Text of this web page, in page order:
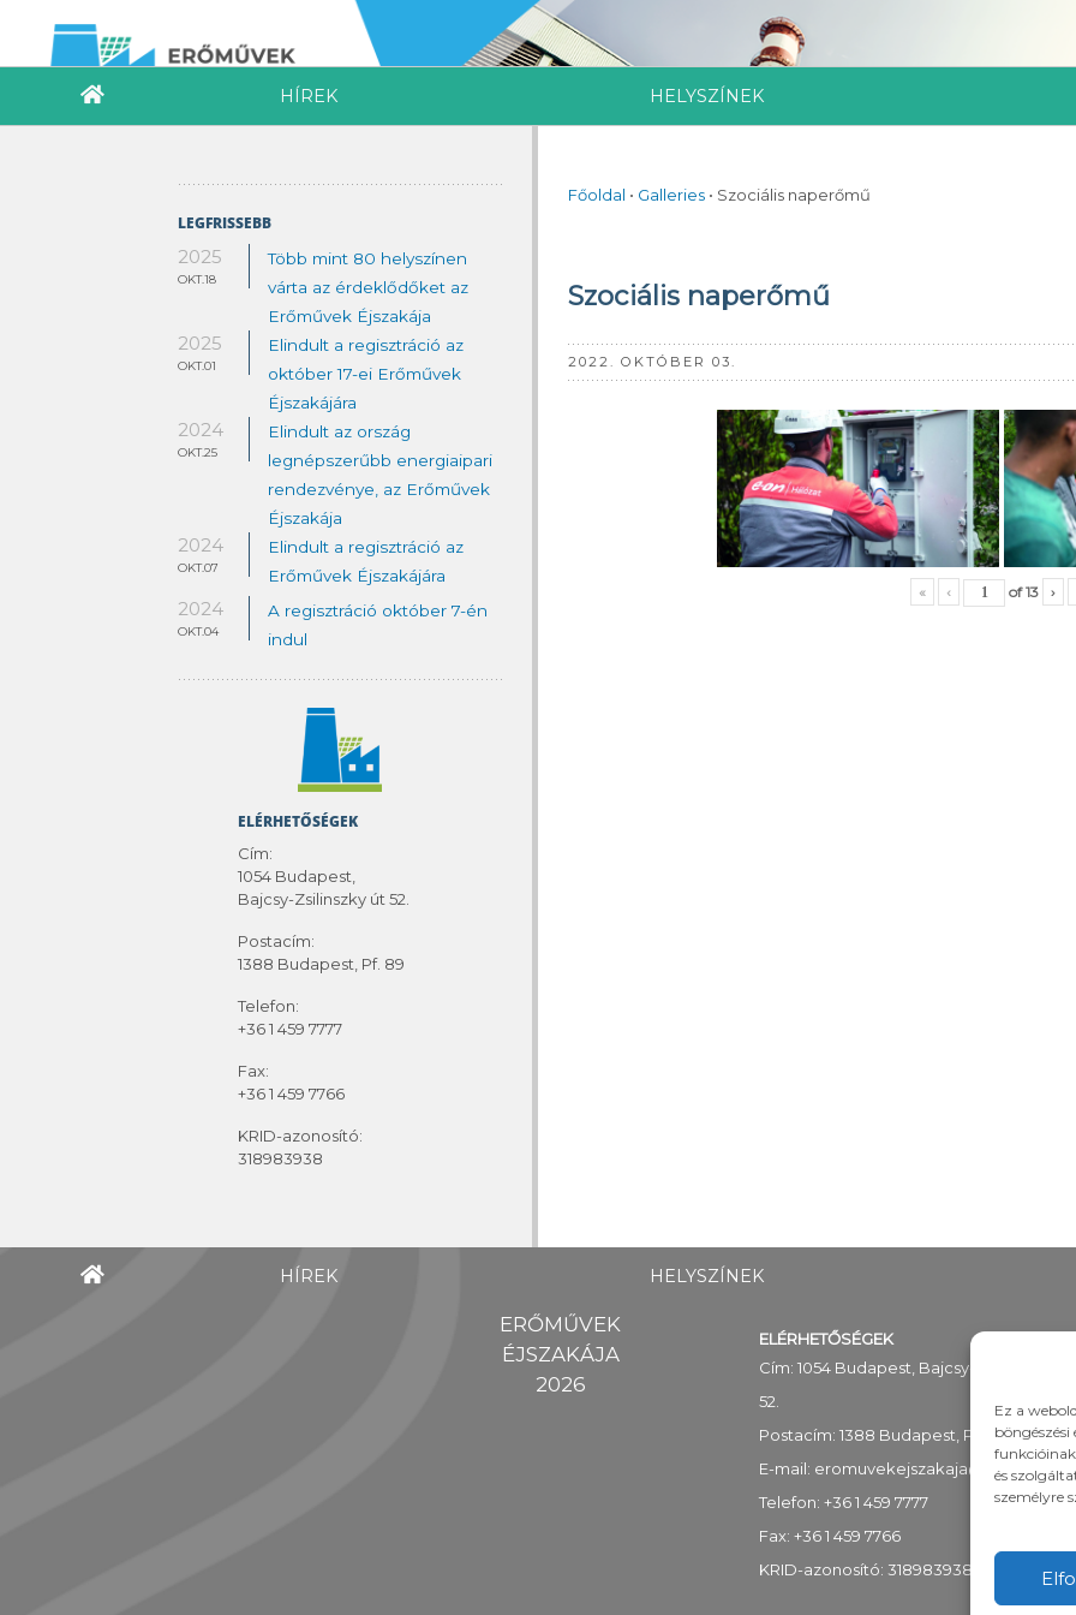
Ez a
és
személyre
HÍREK HELYSZÍNEK
LEGFRISSEBB
2025
OKT.18
Több mint 80 helyszínen
várta az érdeklődőket az
Erőművek Éjszakája
2025
OKT.01
Elindult a regisztráció az
október 17-ei Erőművek
Éjszakájára
2024
OKT.25
Elindult az ország
legnépszerűbb energiaipari
rendezvénye, az Erőművek
Éjszakája
2024
OKT.07
Elindult a regisztráció az
Erőművek Éjszakájára
2024
OKT.04
A regisztráció október 7-én
indul
ELÉRHETŐSÉGEK
Cím:
1054 Budapest,
Bajcsy-Zsilinszky út 52.
Postacím:
1388 Budapest, Pf. 89
Telefon:
+36 1 459 7777
Fax:
+36 1 459 7766
KRID-azonosító:
318983938
Főoldal • Galleries • Szociális naperőmű
Szociális naperőmű
2022. OKTÓBER 03.
« ‹ of13 ›
HÍREK HELYSZÍNEK
ERŐMŰVEK
ÉJSZAKÁJA
2026
ELÉRHETŐSÉGEK
Cím: 1054 Budapest, Bajcsy-Zsilinszky út
52.
Postacím: 1388 Budapest, Pf. 89
E-mail: eromuvekejszakaja@mekh.hu
Telefon: +36 1 459 7777
Fax: +36 1 459 7766
KRID-azonosító: 318983938